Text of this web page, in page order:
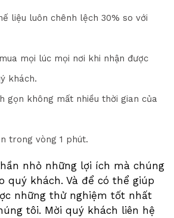
liệu luôn chênh lệch 30% so với
mọi lúc mọi nơi khi nhận được
khách.
gọn không mất nhiều thời gian của
trong vòng 1 phút.
nhỏ những lợi ích mà chúng
quý khách. Và để có thể giúp
những thử nghiệm tốt nhất
tôi. Mời quý khách liên hệ